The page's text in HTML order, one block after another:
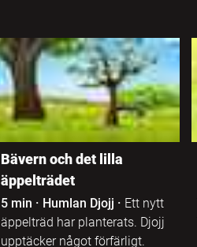
Bävern och det lilla
äppelträdet
5 min · Humlan Djojj · Ett nytt
äppelträd har planterats. Djojj
upptäcker något förfärligt.